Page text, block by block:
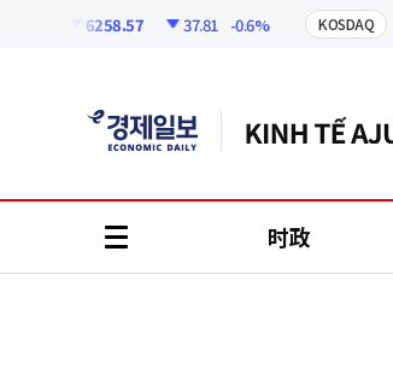
6258.57 37.81 -0.6% KOSDAQ
时政